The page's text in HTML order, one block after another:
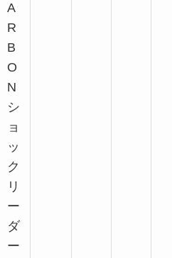
A
R
B
O
N
シ
ョ
ッ
ク
リ
ー
ダ
ー